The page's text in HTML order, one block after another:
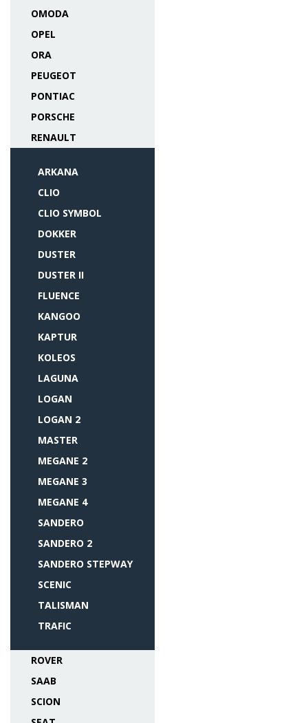
OMODA
OPEL
ORA
PEUGEOT
PONTIAC
PORSCHE
RENAULT
ARKANA
CLIO
CLIO SYMBOL
DOKKER
DUSTER
DUSTER II
FLUENCE
KANGOO
KAPTUR
KOLEOS
LAGUNA
LOGAN
LOGAN 2
MASTER
MEGANE 2
MEGANE 3
MEGANE 4
SANDERO
SANDERO 2
SANDERO STEPWAY
SCENIC
TALISMAN
TRAFIC
ROVER
SAAB
SCION